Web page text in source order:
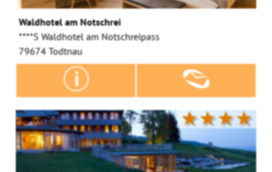
Waldhotel am Notschrei
****S Waldhotel am Notschreipass
79674 Todtnau
★★★★